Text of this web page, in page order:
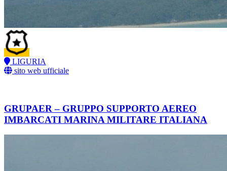
LIGURIA
sito web ufficiale
GRUPAER – GRUPPO SUPPORTO AEREO
IMBARCATI MARINA MILITARE ITALIANA